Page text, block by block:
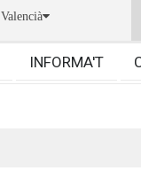
Valencià
INFORMA'T